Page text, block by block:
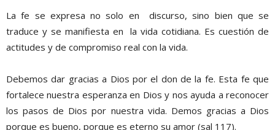
La fe se expresa no solo en discurso, sino bien que se
traduce y se manifiesta en la vida cotidiana. Es cuestión de
actitudes y de compromiso real con la vida.
Debemos dar gracias a Dios por el don de la fe. Esta fe que
fortalece nuestra esperanza en Dios y nos ayuda a reconocer
los pasos de Dios por nuestra vida. Demos gracias a Dios
porque es bueno, porque es eterno su amor (sal 117).